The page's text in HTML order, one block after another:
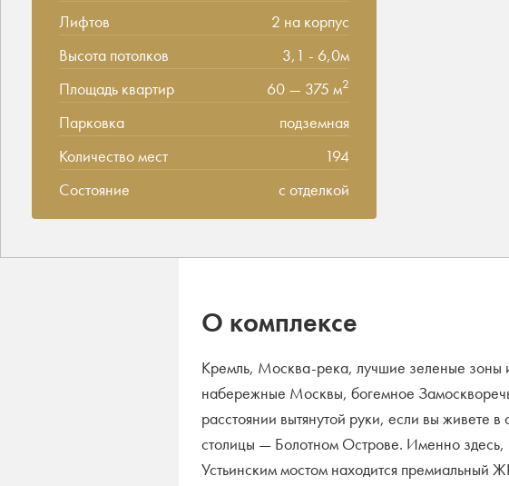
Лифтов
2 на корпус
Высота потолков
3,1 - 6,0м
Площадь квартир
60 — 375 м2
Парковка
подземная
Количество мест
194
Состояние
с отделкой
О комплексе
Кремль, Москва-река, лучшие зеленые зоны
набережные Москвы, богемное
расстоянии вытянутой руки, если вы живете в
столицы — Болотном Острове. Именно
Устьинским мостом находится премиальный